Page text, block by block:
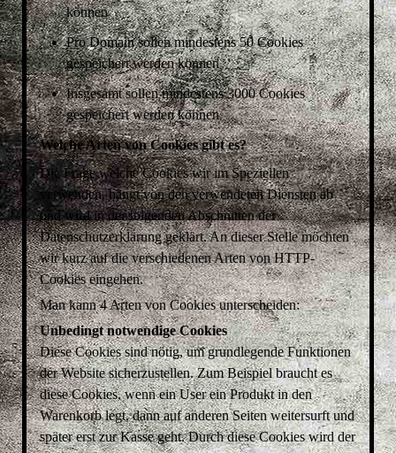
können
Pro Domain sollen mindestens 50 Cookies
gespeichert werden können
Insgesamt sollen mindestens 3000 Cookies
gespeichert werden können
Welche Arten von Cookies gibt es?
Die Frage welche Cookies wir im Speziellen
verwenden, hängt von den verwendeten Diensten ab
und wird in der folgenden Abschnitten der
Datenschutzerklärung geklärt. An dieser Stelle möchten
wir kurz auf die verschiedenen Arten von HTTP-
Cookies eingehen.
Man kann 4 Arten von Cookies unterscheiden:
Unbedingt notwendige Cookies
Diese Cookies sind nötig, um grundlegende Funktionen
der Website sicherzustellen. Zum Beispiel braucht es
diese Cookies, wenn ein User ein Produkt in den
Warenkorb legt, dann auf anderen Seiten weitersurft und
später erst zur Kasse geht. Durch diese Cookies wird der